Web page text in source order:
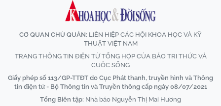
CƠ QUAN CHỦ QUẢN: LIÊN HIỆP CÁC HỘI KHOA HỌC VÀ KỸ
THUẬT VIỆT NAM
TRANG THÔNG TIN ĐIỆN TỬ TỔNG HỢP CỦA BÁO TRI THỨC VÀ
CUỘC SỐNG
Giấy phép số 113/GP-TTĐT do Cục Phát thanh, truyền hình và Thông
tin điện tử - Bộ Thông tin và Truyền thông cấp ngày 08/07/2021
Tổng Biên tập: Nhà báo Nguyễn Thị Mai Hương